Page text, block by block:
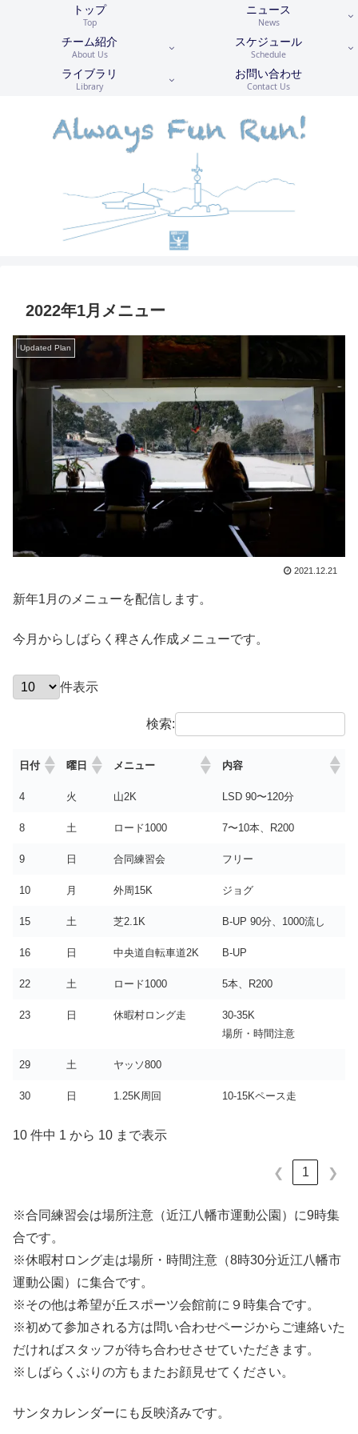
トップ
Top
ニュース
News
チーム紹介
About Us
スケジュール
Schedule
ライブラリ
Library
お問い合わせ
Contact Us
2022年1月メニュー
Updated Plan
2021.12.21
新年1月のメニューを配信します。
今月からしばらく稗さん作成メニューです。
件表示
検索:
日付 曜日 メニュー 内容
4 火 山2K LSD 90〜120分
8 土 ロード1000 7〜10本、R200
9 日 合同練習会 フリー
10 月 外周15K ジョグ
15 土 芝2.1K B-UP 90分、1000流し
16 日 中央道自転車道2K B-UP
22 土 ロード1000 5本、R200
23 日 休暇村ロング走
30-35K
場所・時間注意
29 土 ヤッソ800
30 日 1.25K周回 10-15Kペース走
10 件中 1 から 10 まで表示
❮ 1 ❯
※合同練習会は場所注意（近江八幡市運動公園）に9時集
合です。
※休暇村ロング走は場所・時間注意（8時30分近江八幡市
運動公園）に集合です。
※その他は希望が丘スポーツ会館前に９時集合です。
※初めて参加される方は問い合わせページからご連絡いた
だければスタッフが待ち合わせさせていただきます。
※しばらくぶりの方もまたお顔見せてください。
サンタカレンダーにも反映済みです。